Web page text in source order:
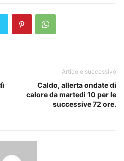
Articolo successivo
Caldo, allerta ondate di
calore da martedì 10 per le
successive 72 ore.